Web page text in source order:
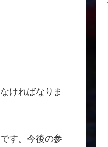
ければなりま
す。今後の参